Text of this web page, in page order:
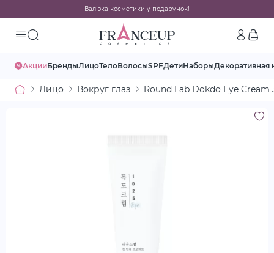
Валізка косметики у подарунок!
АкцииБрендыЛицоТелоВолосыSPFДетиНаборыДекоративная
Лицо Вокруг глаз Round Lab Dokdo Eye